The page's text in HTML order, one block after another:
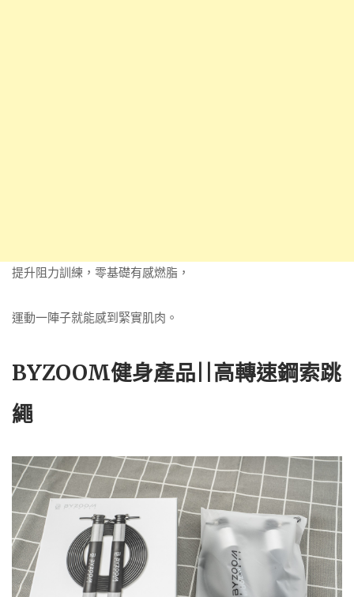
提升阻力訓練，零基礎有感燃脂，
運動一陣子就能感到緊實肌肉。
BYZOOM健身產品||高轉速鋼索跳
繩